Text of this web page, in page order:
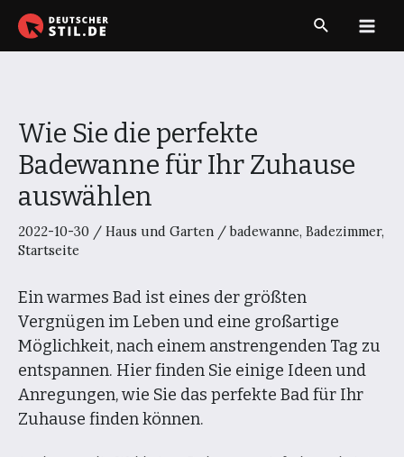
Zum
Inhalt
Suche
Wie Sie die perfekte
Badewanne für Ihr Zuhause
auswählen
2022-10-30 / Haus und Garten /badewanne, Badezimmer,
Startseite
Ein warmes Bad ist eines der größten
Vergnügen im Leben und eine großartige
Möglichkeit, nach einem anstrengenden Tag zu
entspannen. Hier finden Sie einige Ideen und
Anregungen, wie Sie das perfekte Bad für Ihr
Zuhause finden können.